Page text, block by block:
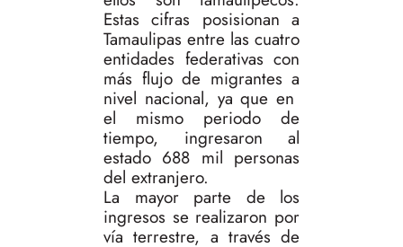
Estas cifras posisionan a
Tamaulipas entre las cuatro
entidades federativas con
más flujo de migrantes a
nivel nacional, ya que en
el mismo periodo de
tiempo, ingresaron al
estado 688 mil personas
del extranjero.
La mayor parte de los
ingresos se realizaron por
vía terrestre, a través de